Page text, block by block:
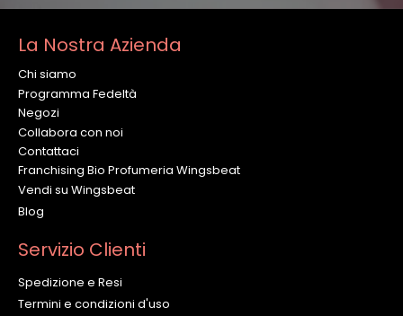
La Nostra Azienda
Chi siamo
Programma Fedeltà
Negozi
Collabora con noi
Contattaci
Franchising Bio Profumeria Wingsbeat
Vendi su Wingsbeat
Blog
Servizio Clienti
Spedizione e Resi
Termini e condizioni d'uso